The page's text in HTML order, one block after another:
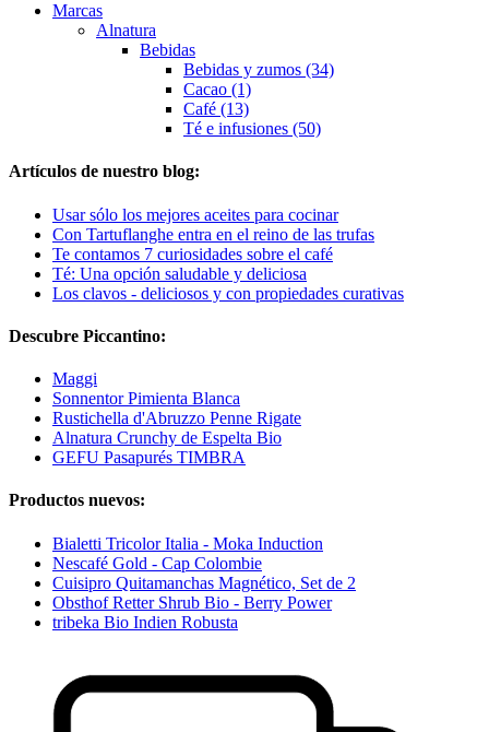
Marcas
Alnatura
Bebidas
Bebidas y zumos (34)
Cacao (1)
Café (13)
Té e infusiones (50)
Artículos de nuestro blog:
Usar sólo los mejores aceites para cocinar
Con Tartuflanghe entra en el reino de las trufas
Te contamos 7 curiosidades sobre el café
Té: Una opción saludable y deliciosa
Los clavos - deliciosos y con propiedades curativas
Descubre Piccantino:
Maggi
Sonnentor Pimienta Blanca
Rustichella d'Abruzzo Penne Rigate
Alnatura Crunchy de Espelta Bio
GEFU Pasapurés TIMBRA
Productos nuevos:
Bialetti Tricolor Italia - Moka Induction
Nescafé Gold - Cap Colombie
Cuisipro Quitamanchas Magnético, Set de 2
Obsthof Retter Shrub Bio - Berry Power
tribeka Bio Indien Robusta